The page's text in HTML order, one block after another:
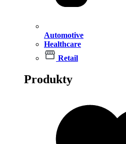
Automotive
Healthcare
Retail
Produkty